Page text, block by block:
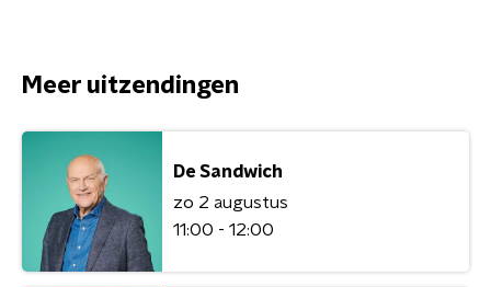
Meer uitzendingen
De Sandwich
zo 2 augustus
11:00 - 12:00